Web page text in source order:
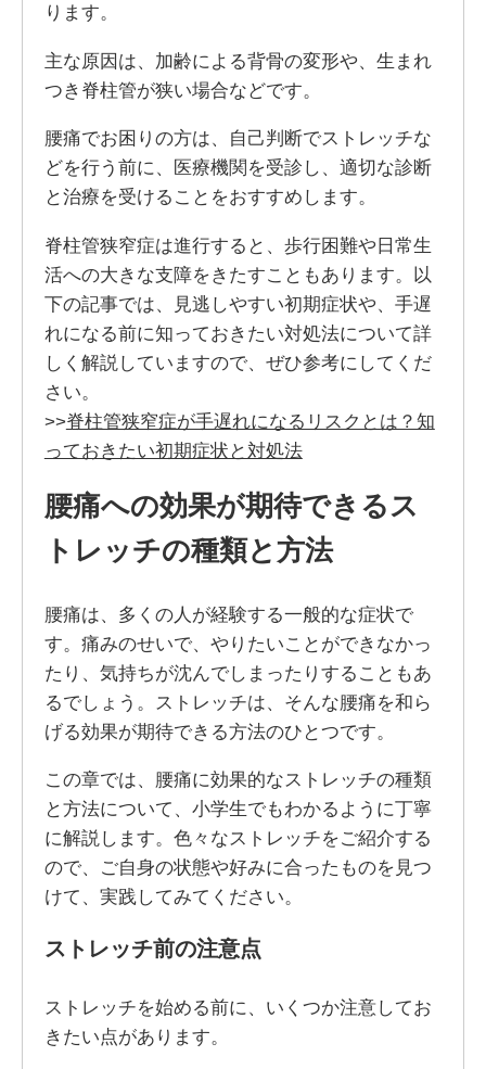
ります。
主な原因は、加齢による背骨の変形や、生まれ
つき脊柱管が狭い場合などです。
腰痛でお困りの方は、自己判断でストレッチな
どを行う前に、医療機関を受診し、適切な診断
と治療を受けることをおすすめします。
脊柱管狭窄症は進行すると、歩行困難や日常生
活への大きな支障をきたすこともあります。以
下の記事では、見逃しやすい初期症状や、手遅
れになる前に知っておきたい対処法について詳
しく解説していますので、ぜひ参考にしてくだ
さい。
>>脊柱管狭窄症が手遅れになるリスクとは？知
っておきたい初期症状と対処法
腰痛への効果が期待できるス
トレッチの種類と方法
腰痛は、多くの人が経験する一般的な症状で
す。痛みのせいで、やりたいことができなかっ
たり、気持ちが沈んでしまったりすることもあ
るでしょう。ストレッチは、そんな腰痛を和ら
げる効果が期待できる方法のひとつです。
この章では、腰痛に効果的なストレッチの種類
と方法について、小学生でもわかるように丁寧
に解説します。色々なストレッチをご紹介する
ので、ご自身の状態や好みに合ったものを見つ
けて、実践してみてください。
ストレッチ前の注意点
ストレッチを始める前に、いくつか注意してお
きたい点があります。